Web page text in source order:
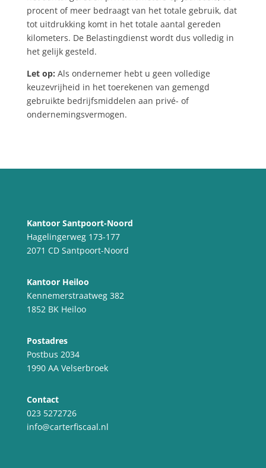
procent of meer bedraagt van het totale gebruik, dat
tot uitdrukking komt in het totale aantal gereden
kilometers. De Belastingdienst wordt dus volledig in
het gelijk gesteld.
Let op: Als ondernemer hebt u geen volledige
keuzevrijheid in het toerekenen van gemengd
gebruikte bedrijfsmiddelen aan privé- of
ondernemingsvermogen.
Kantoor Santpoort-Noord
Hagelingerweg 173-177
2071 CD Santpoort-Noord
Kantoor Heiloo
Kennemerstraatweg 382
1852 BK Heiloo
Postadres
Postbus 2034
1990 AA Velserbroek
Contact
023 5272726
info@carterfiscaal.nl